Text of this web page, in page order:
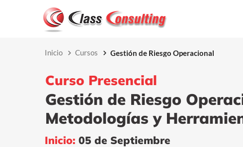
Inicio Cursos Gestión de Riesgo Operacional
Curso Presencial
Gestión de Riesgo
Metodologías y
Inicio: 05 de Septiembre